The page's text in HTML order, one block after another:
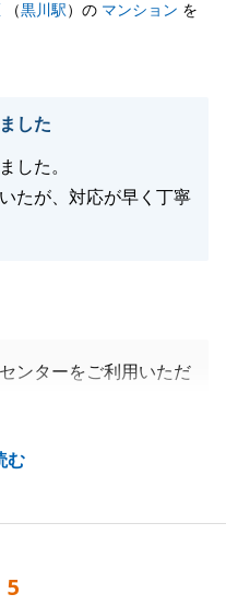
（黒川駅）の マンション を
した
した。
たが、対応が早く丁寧
む
ンターをご利用いただ
務に尽力いたします。
いました。
5